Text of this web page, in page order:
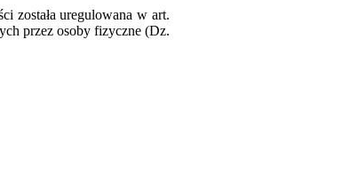
została uregulowana w art.
przez osoby fizyczne (Dz.